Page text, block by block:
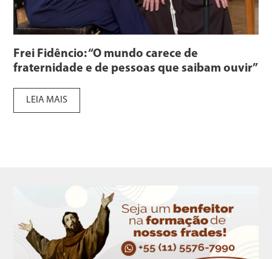
Frei Fidêncio: “O mundo carece de
fraternidade e de pessoas que saibam ouvir”
LEIA MAIS